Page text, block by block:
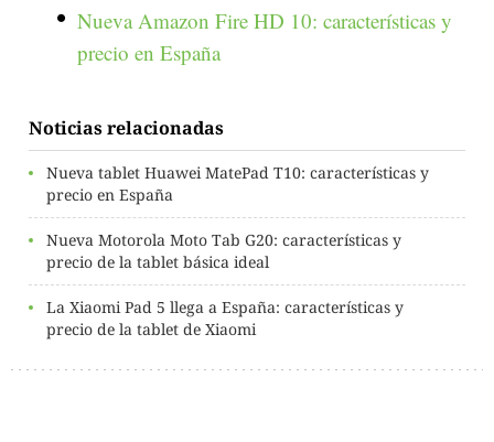
Nueva Amazon Fire HD 10: características y
precio en España
Noticias relacionadas
Nueva tablet Huawei MatePad T10: características y
precio en España
Nueva Motorola Moto Tab G20: características y
precio de la tablet básica ideal
La Xiaomi Pad 5 llega a España: características y
precio de la tablet de Xiaomi